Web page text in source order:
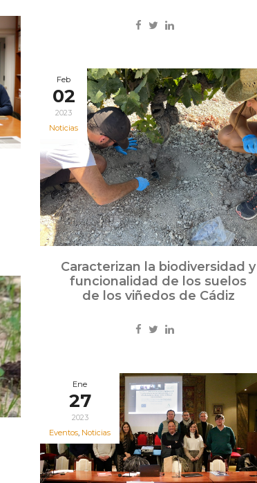
Feb
02
2023
Noticias
Caracterizan la biodiversidad y
funcionalidad de los suelos
de los viñedos de Cádiz
Ene
27
2023
Eventos, Noticias